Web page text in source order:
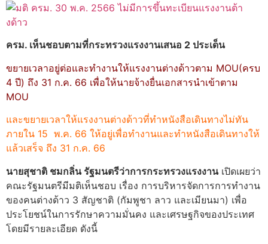
ครม. เห็นชอบตามที่กระทรวงแรงงานเสนอ 2 ประเด็น
ขยายเวลาอยู่ต่อและทำงานให้แรงงานต่างด้าวตาม MOU(ครบ
4 ปี) ถึง 31 ก.ค. 66 เพื่อให้นายจ้างยื่นเอกสารนำเข้าตาม
MOU
และขยายเวลาให้แรงงานต่างด้าวที่ทำหนังสือเดินทางไม่ทัน
ภายใน 15 พ.ค. 66 ให้อยู่เพื่อทำงานและทำหนังสือเดินทางให้
แล้วเสร็จ ถึง 31 ก.ค. 66
นายสุชาติ ชมกลิ่น รัฐมนตรีว่าการกระทรวงแรงงานเปิดเผยว่า
คณะรัฐมนตรีมีมติเห็นชอบ เรื่อง การบริหารจัดการการทำงาน
ของคนต่างด้าว 3 สัญชาติ (กัมพูชา ลาว และเมียนมา) เพื่อ
ประโยชน์ในการรักษาความมั่นคง และเศรษฐกิจของประเทศ
โดยมีรายละเอียด ดังนี้